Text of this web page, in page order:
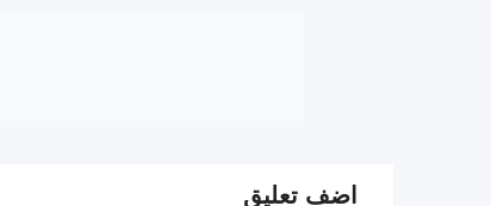
اضف تعليق